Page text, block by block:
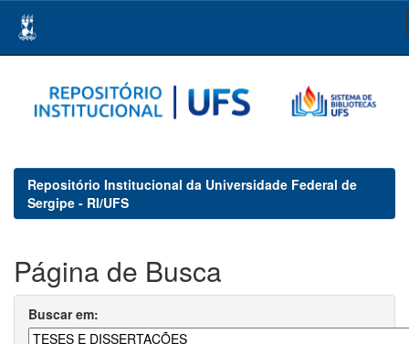
navigation
Repositório Institucional da Universidade Federal de
Sergipe - RI/UFS
Página de Busca
Buscar em: